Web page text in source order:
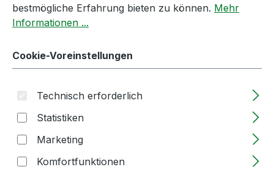
Wurst- / Sturzglas | 230ml | weiß | TO |
82mm | OHNE Verschluss
bestmögliche Erfahrung bieten zu können. Mehr
Informationen ...
Cookie-Voreinstellungen
Technisch erforderlich
Statistiken
Marketing
Komfortfunktionen